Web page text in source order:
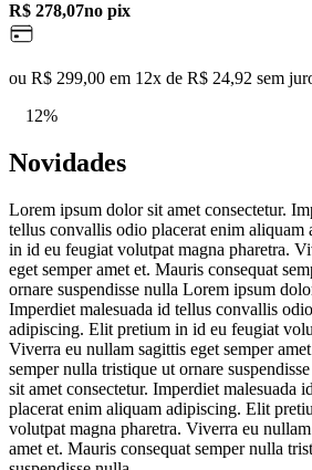
R$ 278,07no pix
ou R$ 299,00 em 12x de R$ 24,92 sem
12%
Novidades
Lorem ipsum dolor sit amet consectetur.
tellus convallis odio placerat enim
in id eu feugiat volutpat magna pharetra.
eget semper amet et. Mauris consequat
ornare suspendisse nulla Lorem ipsum
Imperdiet malesuada id tellus convallis
adipiscing. Elit pretium in id eu feugiat
Viverra eu nullam sagittis eget semper
semper nulla tristique ut ornare
sit amet consectetur. Imperdiet malesuada
placerat enim aliquam adipiscing. Elit
volutpat magna pharetra. Viverra eu
amet et. Mauris consequat semper nulla